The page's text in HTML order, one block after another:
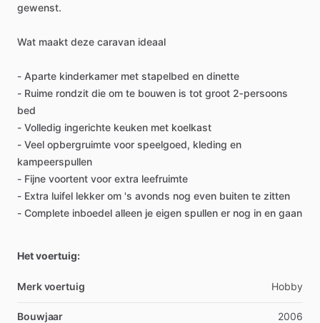
gewenst.
Wat maakt deze caravan ideaal
- Aparte kinderkamer met stapelbed en dinette
- Ruime rondzit die om te bouwen is tot groot 2‑persoons
bed
- Volledig ingerichte keuken met koelkast
- Veel opbergruimte voor speelgoed, kleding en
kampeerspullen
- Fijne voortent voor extra leefruimte
- Extra luifel lekker om 's avonds nog even buiten te zitten
- Complete inboedel alleen je eigen spullen er nog in en gaan
Het voertuig:
Merk voertuig Hobby
Bouwjaar 2006